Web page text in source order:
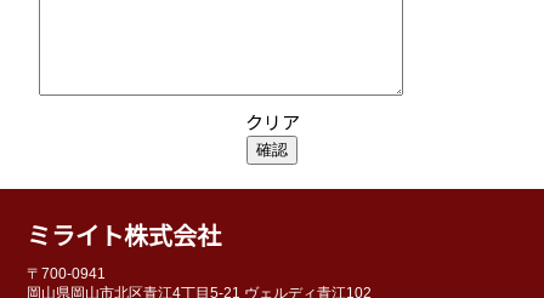
クリア
ミライト株式会社
〒700-0941
岡山県岡山市北区青江4丁目5-21 ヴェルディ青江102